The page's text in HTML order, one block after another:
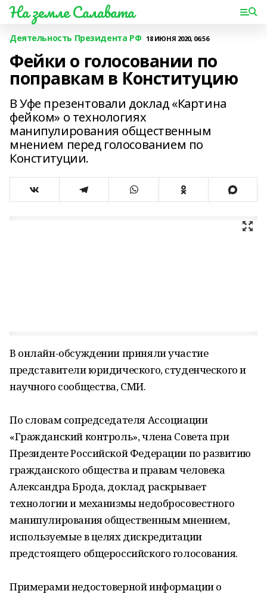
На земле Салавата
Деятельность Президента РФ 18 ИЮНЯ 2020, 06:56
Фейки о голосовании по
поправкам в Конституцию
В Уфе презентовали доклад «Картина
фейком» о технологиях
манипулирования общественным
мнением перед голосованием по
Конституции.
В онлайн-обсуждении приняли участие
представители юридического, студенческого и
научного сообщества, СМИ.
По словам сопредседателя Ассоциации
«Гражданский контроль», члена Совета при
Президенте Российской Федерации по развитию
гражданского общества и правам человека
Александра Брода, доклад раскрывает
технологии и механизмы недобросовестного
манипулирования общественным мнением,
используемые в целях дискредитации
предстоящего общероссийского голосования.
Примерами недостоверной информации о